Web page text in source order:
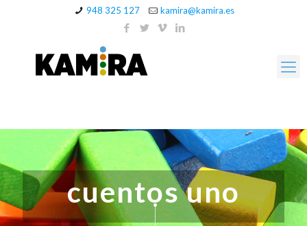
948 325 127 kamira@kamira.es
cuentos uno